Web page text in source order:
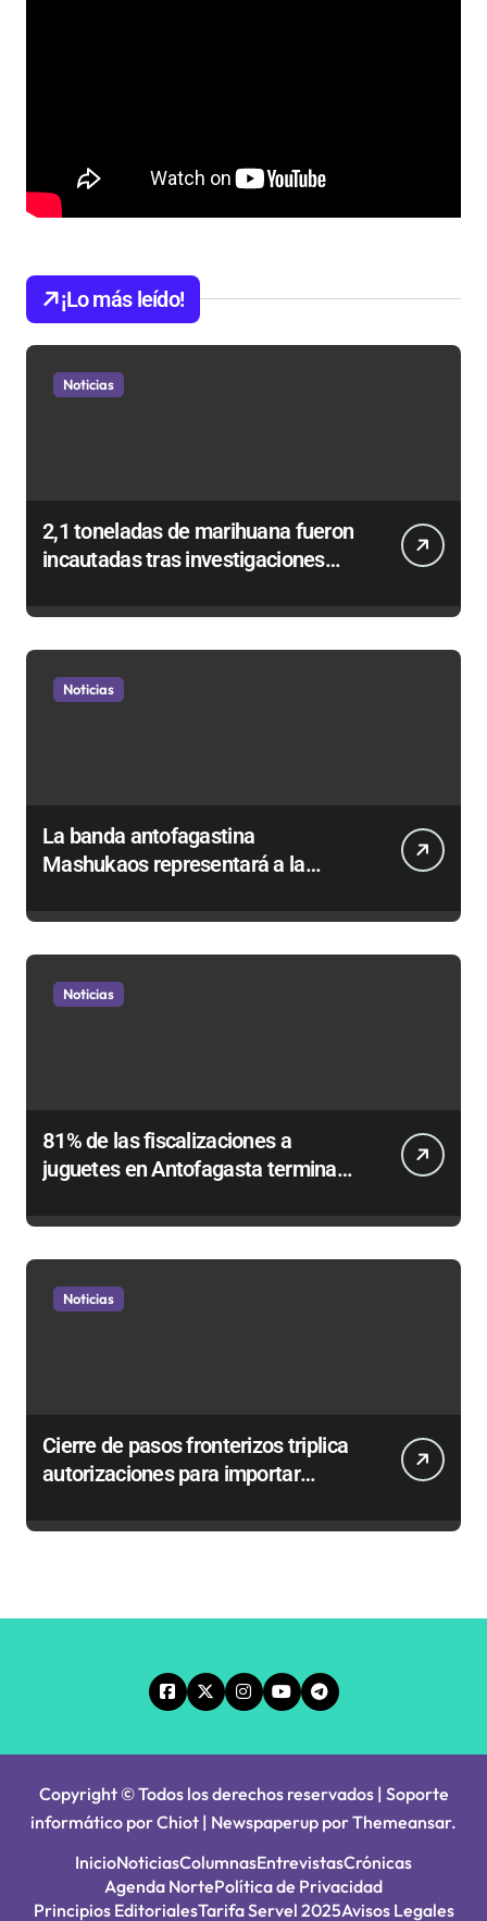
¡Lo más leído!
Noticias
2,1 toneladas de marihuana fueron
incautadas tras investigaciones
Noticias
La banda antofagastina
Mashukaos representará a la
de Valparaíso
Noticias
81% de las fiscalizaciones a
juguetes en Antofagasta termina
Noticias
Cierre de pasos fronterizos triplica
autorizaciones para importar
Copyright © Todos los derechos reservados | Soporte
informático por Chiot | Newspaperup porThemeansar.
InicioNoticiasColumnasEntrevistasCrónicas
Agenda NortePolítica de Privacidad
Principios EditorialesTarifa Servel 2025Avisos Legales